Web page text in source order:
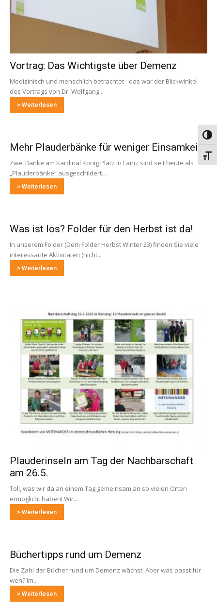
Vortrag: Das Wichtigste über Demenz
Medizinisch und menschlich betrachtet - das war der Blickwinkel
des Vortrags von Dr. Wolfgang...
> Weiterlesen
Mehr Plauderbänke für weniger Einsamkeit
Zwei Bänke am Kardinal König Platz in Lainz sind seit heute als
„Plauderbänke“ ausgeschildert...
> Weiterlesen
Was ist los? Folder für den Herbst ist da!
In unserem Folder (Dem Folder Herbst Winter 23) finden Sie viele
interessante Aktivitäten (nicht...
> Weiterlesen
Plauderinseln am Tag der Nachbarschaft
am 26.5.
Toll, was wir da an einem Tag gemeinsam an so vielen Orten
ermöglicht haben! Wir...
> Weiterlesen
Büchertipps rund um Demenz
Die Zahl der Bücher rund um Demenz wächst. Aber was passt für
wen? Im...
> Weiterlesen